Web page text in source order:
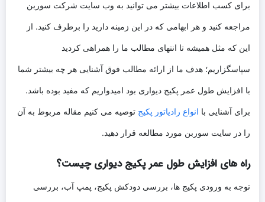
برای کسب اطلاعات بیشتر می توانید به وب سایت شرکت سوربن
مراجعه کنید و هر ابهامی که در این زمینه دارید را برطرف کنید. از
این که مثل همیشه تا انتهای مطالب ما را همراهی کردید
سپاسگزاریم؛ هدف ما از ارائه مطالب فوق آشنایی هر چه بیشتر شما
با افزایش طول عمر پکیج دیواری بود امیدواریم که مفید بوده باشد.
برای آشنایی با انواع رادیاتور پکیج توصیه می کنیم مقاله مربوط به آن
را در سایت سوربن مورد مطالعه قرار دهید.
راه های افزایش طول عمر پکیج دیواری چیست؟
توجه به ورودی پکیج ها، بررسی دودکش پکیج، پمپ آب، بررسی